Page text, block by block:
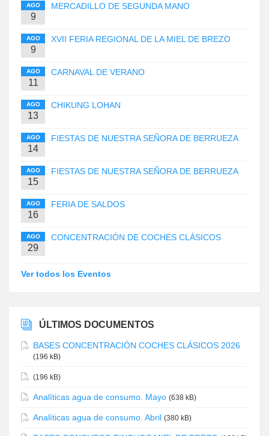
AGO
9
MERCADILLO DE SEGUNDA MANO
AGO
9
XVII FERIA REGIONAL DE LA MIEL DE BREZO
AGO
11
CARNAVAL DE VERANO
AGO
13
CHIKUNG LOHAN
AGO
14
FIESTAS DE NUESTRA SEÑORA DE BERRUEZA
AGO
15
FIESTAS DE NUESTRA SEÑORA DE BERRUEZA
AGO
16
FERIA DE SALDOS
AGO
29
CONCENTRACIÓN DE COCHES CLÁSICOS
Ver todos los Eventos
ÚLTIMOS DOCUMENTOS
BASES CONCENTRACIÓN COCHES CLÁSICOS 2026
(196 kB)
(196 kB)
Analíticas agua de consumo. Mayo (638 kB)
Analíticas agua de consumo. Abril (380 kB)